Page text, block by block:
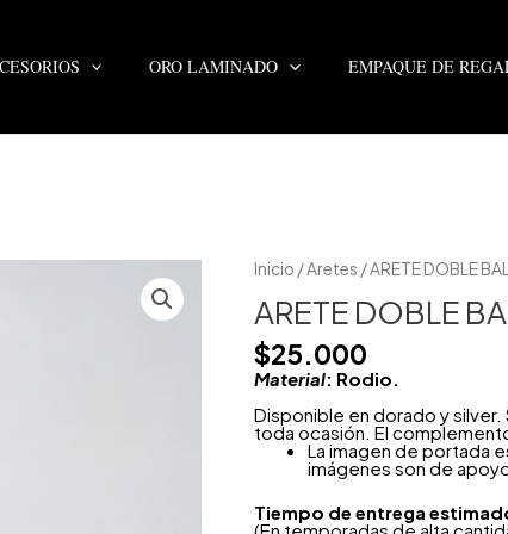
ORO LAMINADO EMPAQUE DE
Inicio /Aretes / ARETE DOBLE
ARETE DOBLE
$25.000
Material: Rodio.
Disponible en dorado y
toda ocasión. El
La imagen de portada
imágenes son de
Tiempo de entrega
ARETE
DOBLE
BALI
TEXTURA
SILVER
cantidad